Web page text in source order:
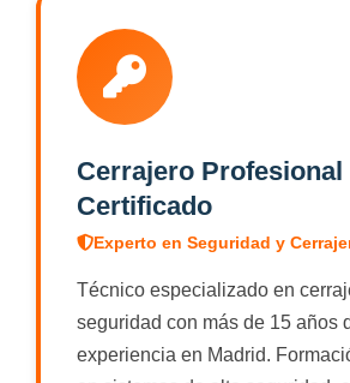
realizas el servicio. Llama al
para un presupuesto inmediato.
Cerrajero Profesional
Certificado
Experto en Seguridad y
Técnico especializado en
seguridad con más de 15 años
experiencia en Madrid.